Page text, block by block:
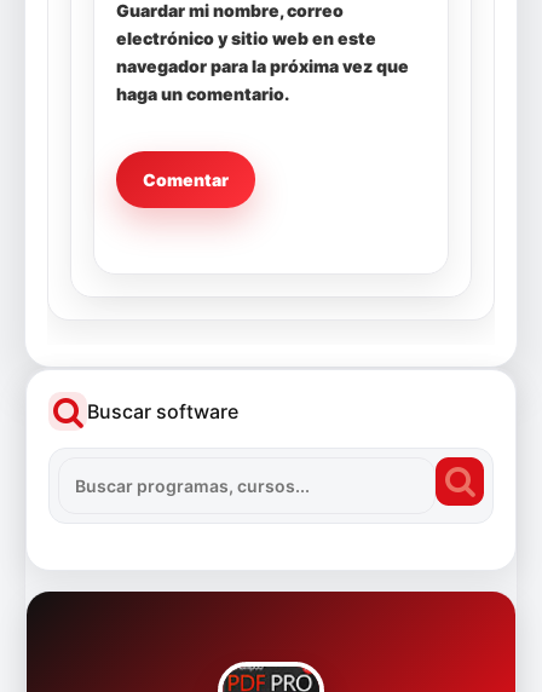
Guardar mi nombre, correo
electrónico y sitio web en este
navegador para la próxima vez que
haga un comentario.
Buscar software